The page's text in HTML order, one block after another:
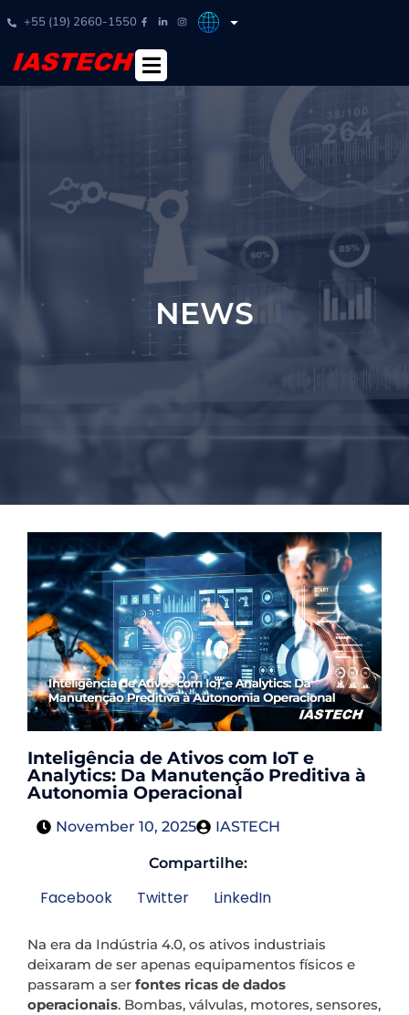
+55 (19) 2660-1550
NEWS
Inteligência de Ativos com IoT e
Analytics: Da Manutenção Preditiva à
Autonomia Operacional
November 10, 2025 IASTECH
Compartilhe:
Facebook Twitter LinkedIn
Na era da Indústria 4.0, os ativos industriais
deixaram de ser apenas equipamentos físicos e
passaram a ser fontes ricas de dados
operacionais. Bombas, válvulas, motores, sensores,